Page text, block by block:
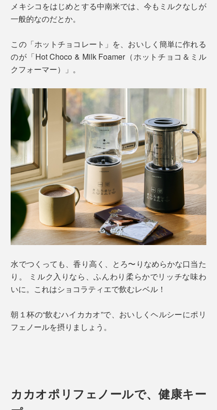
メキシコをはじめとする中南米では、今もミルクなしが
一般的なのだとか。
この「ホットチョコレート」を、おいしく簡単に作れる
のが「Hot Choco & Milk Foamer（ホットチョコ＆ミル
クフォーマー）」。
水でつくっても、香り高く、とろ〜りなめらかな口当た
り。 ミルク入りなら、ふんわり柔らかでリッチな味わ
いに。これはショコラティエで飲むレベル！
朝１杯の“飲むハイカカオ”で、おいしくヘルシーにポリ
フェノールを摂りましょう。
カカオポリフェノールで、健康キー